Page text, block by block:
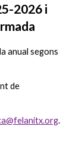
2026 i
anual segons
de
.